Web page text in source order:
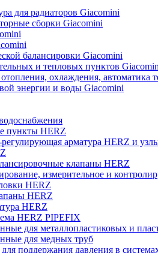
для радиаторов Giacomini
сборки Giacomini
балансировки Giacomini
и тепловых пунктов
охлаждения, автоматика
энергии и воды Giacomini
пункты HERZ
регулирующая арматура HERZ и
клапаны HERZ
измерительное и
HERZ
HERZ
HERZ
HERZ PIPEFIX
для металлопластиковых и
для медных труб
поддержания давления в